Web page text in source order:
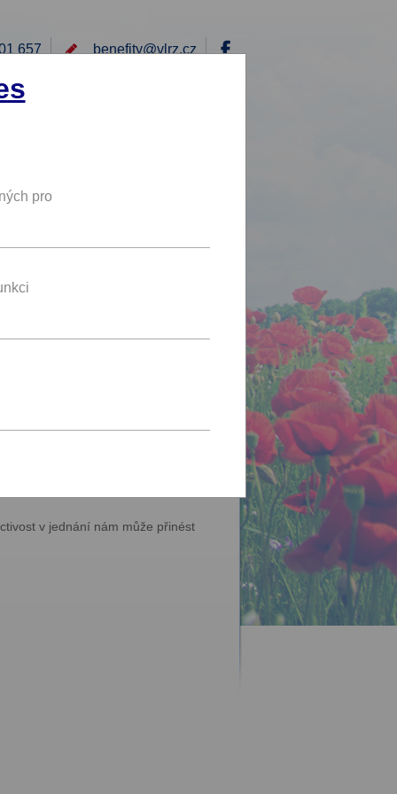
657 benefity@vlrz.cz
pro
nemovitostí, a to s ohledem na
důvěru, kterou v nás naši
v jednání nám může přinést